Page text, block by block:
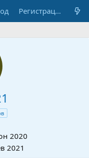
Регистрация
2020
2021